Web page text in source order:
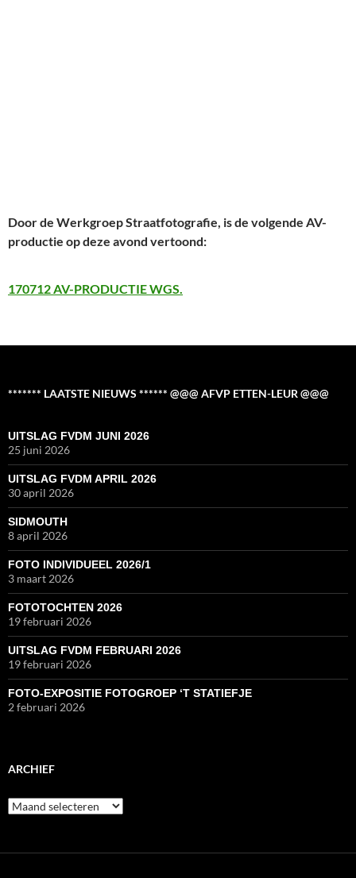
Door de Werkgroep Straatfotografie, is de volgende AV-
productie op deze avond vertoond:
170712 AV-PRODUCTIE WGS.
******* LAATSTE NIEUWS ****** @@@ AFVP ETTEN-LEUR @@@
UITSLAG FVDM JUNI 2026
25 juni 2026
UITSLAG FVDM APRIL 2026
30 april 2026
SIDMOUTH
8 april 2026
FOTO INDIVIDUEEL 2026/1
3 maart 2026
FOTOTOCHTEN 2026
19 februari 2026
UITSLAG FVDM FEBRUARI 2026
19 februari 2026
FOTO-EXPOSITIE FOTOGROEP ‘T STATIEFJE
2 februari 2026
ARCHIEF
Archief